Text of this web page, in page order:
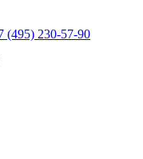
(495) 230-57-90